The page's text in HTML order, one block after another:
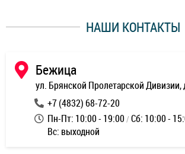
НАШИ КОНТАКТЫ
Бежица
ул. Брянской Пролетарской Дивизии,
+7 (4832) 68-72-20
Пн-Пт: 10:00 - 19:00 Сб: 10:00 -
Вс: выходной